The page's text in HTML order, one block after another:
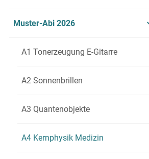
Muster-Abi 2026
A1 Tonerzeugung E-Gitarre
A2 Sonnenbrillen
A3 Quantenobjekte
A4 Kernphysik Medizin